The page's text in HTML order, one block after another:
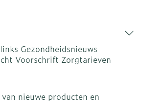
Gezondheidsnieuws
Voorschrift Zorgtarieven
nieuwe producten en